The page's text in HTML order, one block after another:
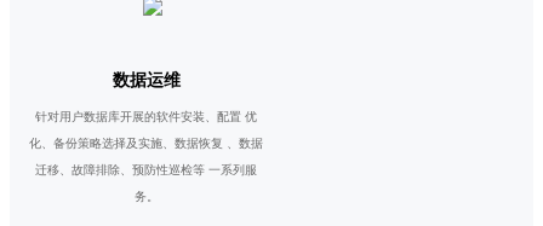
数据运维
针对用户数据库开展的软件安装、配置 优
化、备份策略选择及实施、数据恢复 、数据
迁移、故障排除、预防性巡检等 一系列服
务。